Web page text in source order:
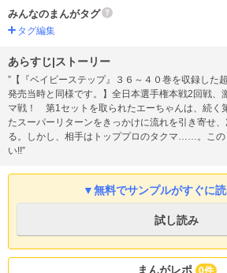
みんなのまんがタグ
タグ編集
あらすじ|ストーリー
”【『ベイビーステップ』３６～４０巻を収録した
発売当時と同様です。】全日本選手権本戦2回戦、
マ戦！ 第1セットを取られたエーちゃんは、続く
たスーパーリターンをきっかけに流れを引き寄せ
る。しかし、相手はトッププロのタクマ……。この
い!!”
▼無料でサンプルがすぐに
試し読み
まんがレポ 0件